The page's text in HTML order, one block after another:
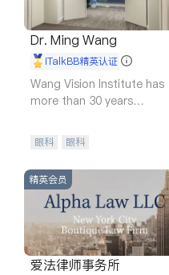
Dr. Ming Wang
iTalkBB精英认证
Wang Vision Institute has
more than 30 years
眼科 眼科
精英会员
爱法律师事务所